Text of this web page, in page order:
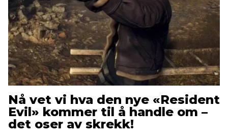
Nå vet vi hva den nye «Resident
Evil» kommer til å handle om –
det oser av skrekk!